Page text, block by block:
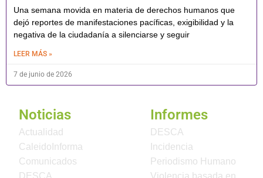
Una semana movida en materia de derechos humanos que
dejó reportes de manifestaciones pacíficas, exigibilidad y la
negativa de la ciudadanía a silenciarse y seguir
LEER MÁS »
7 de junio de 2026
Noticias
Actualidad
CaleidoInforma
Comunicados
Informes
DESCA
Incidencia
Periodismo Humano